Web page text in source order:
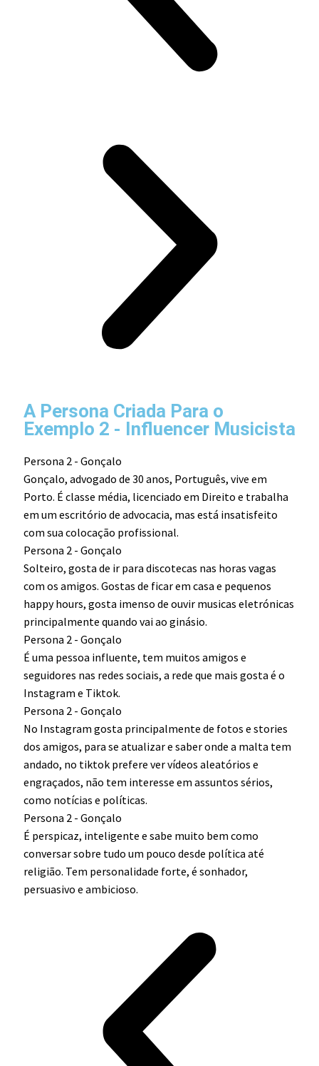
A Persona Criada Para o
Exemplo 2 - Influencer Musicista
Persona 2 - Gonçalo
Gonçalo, advogado de 30 anos, Português, vive em
Porto. É classe média, licenciado em Direito e trabalha
em um escritório de advocacia, mas está insatisfeito
com sua colocação profissional.
Persona 2 - Gonçalo
Solteiro, gosta de ir para discotecas nas horas vagas
com os amigos. Gostas de ficar em casa e pequenos
happy hours, gosta imenso de ouvir musicas eletrónicas
principalmente quando vai ao ginásio.
Persona 2 - Gonçalo
É uma pessoa influente, tem muitos amigos e
seguidores nas redes sociais, a rede que mais gosta é o
Instagram e Tiktok.
Persona 2 - Gonçalo
No Instagram gosta principalmente de fotos e stories
dos amigos, para se atualizar e saber onde a malta tem
andado, no tiktok prefere ver vídeos aleatórios e
engraçados, não tem interesse em assuntos sérios,
como notícias e políticas.
Persona 2 - Gonçalo
É perspicaz, inteligente e sabe muito bem como
conversar sobre tudo um pouco desde política até
religião. Tem personalidade forte, é sonhador,
persuasivo e ambicioso.